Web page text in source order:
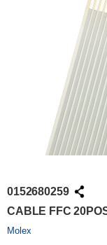
0152680259
CABLE FFC
Molex